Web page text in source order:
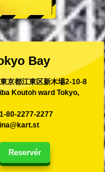
Reservér
Bay
京都江東区新木場2-10-8
Koutoh ward Tokyo,
80-2277-2277